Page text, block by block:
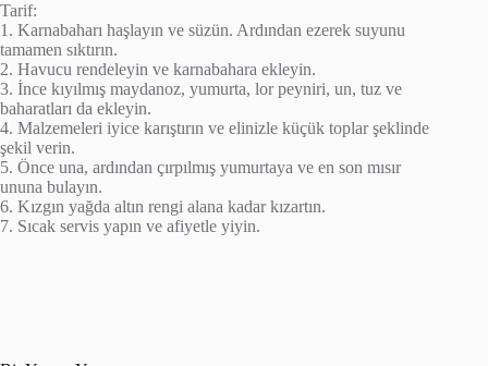
Tarif:
1. Karnabaharı haşlayın ve süzün. Ardından ezerek suyunu
tamamen sıktırın.
2. Havucu rendeleyin ve karnabahara ekleyin.
3. İnce kıyılmış maydanoz, yumurta, lor peyniri, un, tuz ve
baharatları da ekleyin.
4. Malzemeleri iyice karıştırın ve elinizle küçük toplar şeklinde
şekil verin.
5. Önce una, ardından çırpılmış yumurtaya ve en son mısır
ununa bulayın.
6. Kızgın yağda altın rengi alana kadar kızartın.
7. Sıcak servis yapın ve afiyetle yiyin.